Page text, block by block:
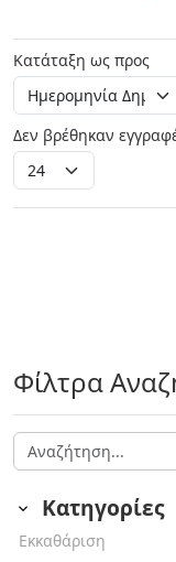
Κατάταξη ως προς
Δεν βρέθηκαν
Φίλτρα
Κατηγορίες
Εκκαθάριση